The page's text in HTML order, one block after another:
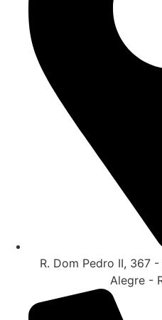
R. Dom Pedro II, 367
Alegre -